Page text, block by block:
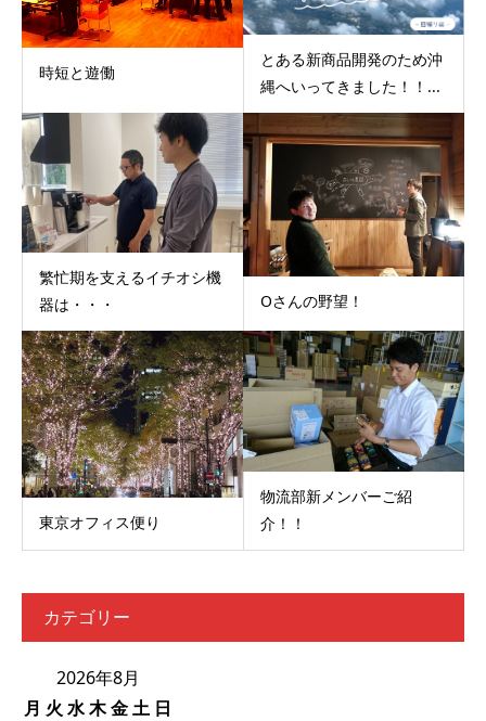
時短と遊働
とある新商品開発のため沖
縄へいってきました！！...
繁忙期を支えるイチオシ機
器は・・・
Oさんの野望！
東京オフィス便り
物流部新メンバーご紹
介！！
カテゴリー
2026年8月
月 火 水木金土 日